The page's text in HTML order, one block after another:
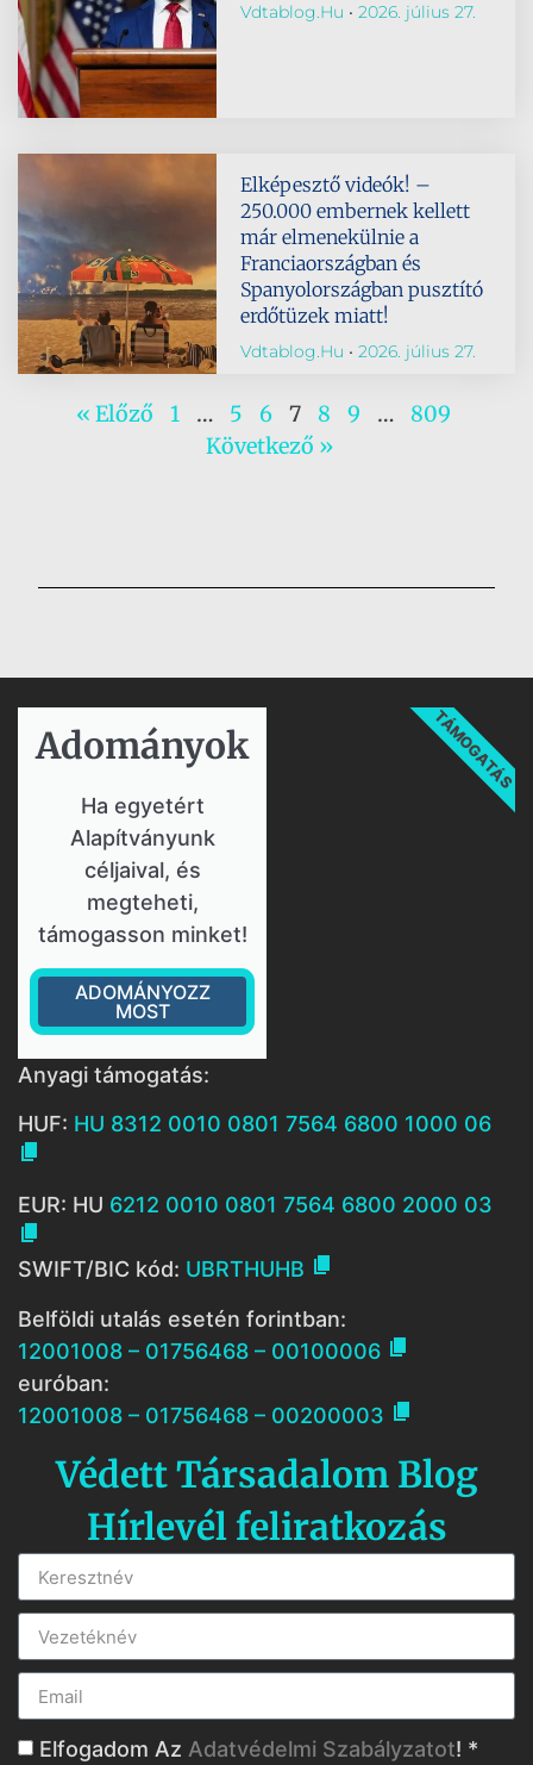
Vdtablog.hu 2026. július 27.
Elképesztő videók! –
250.000 embernek kellett
már elmenekülnie a
Franciaországban és
Spanyolországban pusztító
erdőtüzek miatt!
Vdtablog.hu 2026. július 27.
« Előző 1 … 5 6 7 8 9 …
809
Következő »
Adományok​
Ha egyetért
Alapítványunk
céljaival, és
megteheti,
támogasson minket!
ADOMÁNYOZZ
MOST
TÁMOGATÁS
Anyagi támogatás:
HUF: HU 8312 0010 0801 7564 6800 1000 06

EUR: HU 6212 0010 0801 7564 6800 2000 03

SWIFT/BIC kód: UBRTHUHB 
Belföldi utalás esetén forintban:
12001008 – 01756468 – 00100006 
euróban:
12001008 – 01756468 – 00200003 
Védett Társadalom Blog
Hírlevél feliratkozás
Elfogadom Az Adatvédelmi Szabályzatot! *